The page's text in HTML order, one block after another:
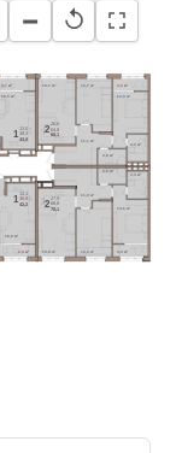
− ↺
3,7 м²
16,5 м²
113,0
39,3
43,0
3,3 м²
19,1 м²
12,9 м²
3,6 м²
4,4 м²
13,7 м²
11,1 м²
2 26,6
64,8
68,1
19,9 м²
13,6 м²
3,6 м²
4,4 м²
14,3 м²
11,0 м²
3,3 м²
227,9
66,8
70,1
3,4 м²
16,0 м²
1 13,1
38,8
42,2